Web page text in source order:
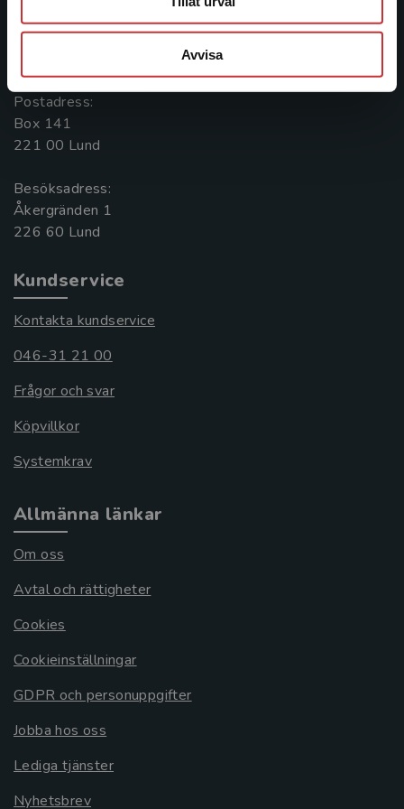
Avvisa
Kontakta oss
Postadress:
Box 141
221 00 Lund
Besöksadress:
Åkergränden 1
Kundservice
Kontakta kundservice
046-31 21 00
Frågor och svar
Köpvillkor
Systemkrav
Allmänna länkar
Om oss
Avtal och rättigheter
Cookies
Cookieinställningar
GDPR och personuppgifter
Jobba hos oss
Lediga tjänster
Nyhetsbrev